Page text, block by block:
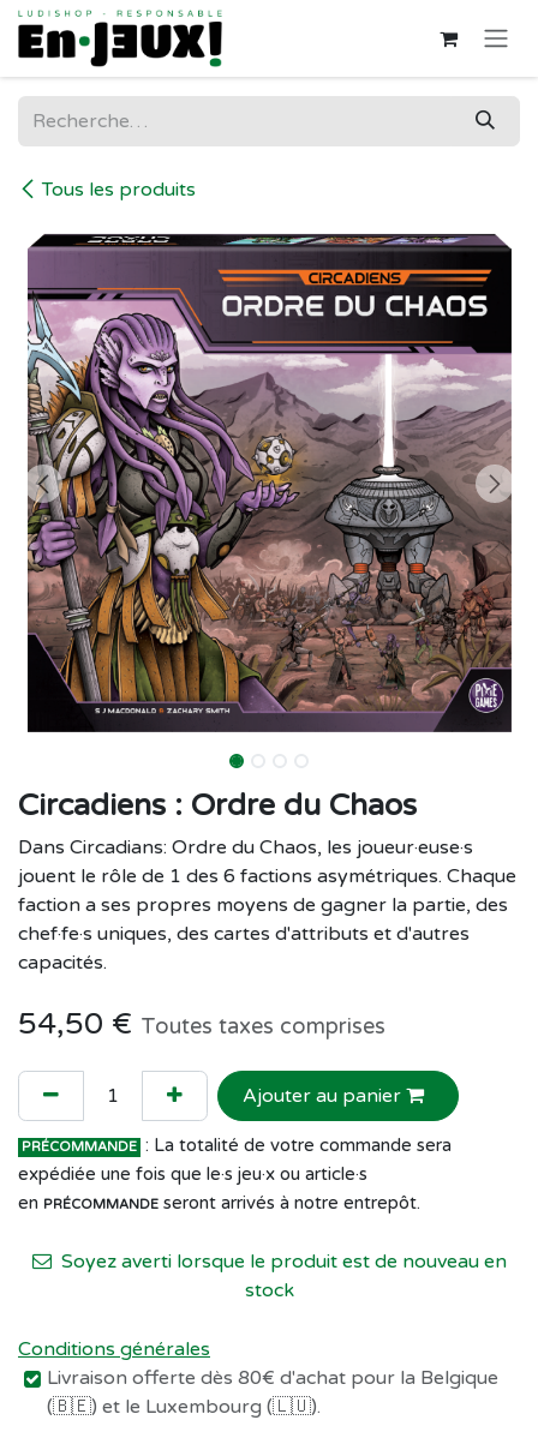
Se rendre au contenu
Tous les produits
Circadiens : Ordre du Chaos
Dans Circadians: Ordre du Chaos, les joueur·euse·s
jouent le rôle de 1 des 6 factions asymétriques. Chaque
faction a ses propres moyens de gagner la partie, des
chef·fe·s uniques, des cartes d'attributs et d'autres
capacités.
54,50 € Toutes taxes comprises
Ajouter au panier
PRÉCOMMANDE : La totalité de votre commande sera
expédiée une fois que le·s jeu·x ou article·s
en PRÉCOMMANDE seront arrivés à notre entrepôt.
Soyez averti lorsque le produit est de nouveau en
stock
Conditions générales
Livraison offerte dès 80€ d'achat pour la Belgique
(🇧🇪) et le Luxembourg (🇱🇺).